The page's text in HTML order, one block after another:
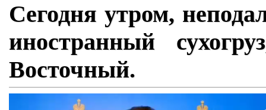
Сегодня утром,
иностранный
Восточный.